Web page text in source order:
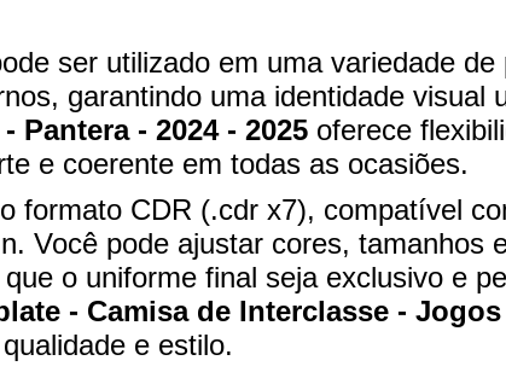
ser utilizado em uma variedade
garantindo uma identidade visual
- 2024 - 2025 oferece
e coerente em todas as ocasiões.
formato CDR (.cdr x7), compatível
Você pode ajustar cores, tamanhos
o uniforme final seja exclusivo e
- Camisa de Interclasse -
e estilo.